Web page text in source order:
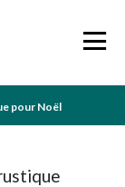
pour Noël